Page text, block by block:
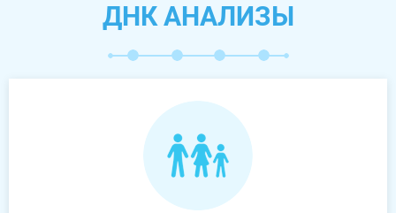
ДНК АНАЛИЗЫ